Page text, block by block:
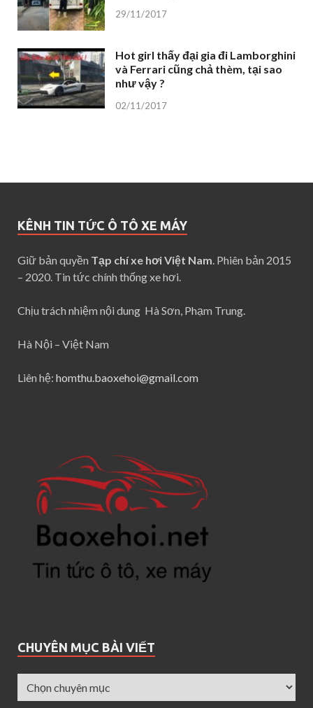
29/11/2017
Hot girl thấy đại gia đi Lamborghini
và Ferrari cũng chả thèm, tại sao
như vậy ?
02/11/2017
KÊNH TIN TỨC Ô TÔ XE MÁY
Giữ bản quyền Tạp chí xe hơi Việt Nam . Phiên bản 2015
– 2020. Tin tức chính thống xe hơi.
Chịu trách nhiệm nội dung Hà Sơn, Phạm Trung.
Hà Nội – Việt Nam
Liên hệ: homthu.baoxehoi@gmail.com
CHUYÊN MỤC BÀI VIẾT